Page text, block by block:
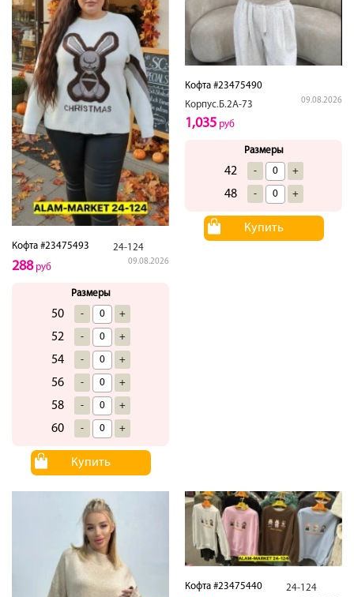
Кофта #23475493 24-124
09.08.2026
288руб
Размеры
50 - +
52 - +
54 - +
56 - +
58 - +
60 - +
Купить
Кофта #23475490
Корпус.Б.2А-73
09.08.2026
1,035 руб
Размеры
42 - +
48 - +
Купить
Кофта #23475440 24-124